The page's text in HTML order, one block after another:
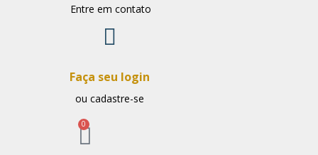
Entre em contato
Faça seu login
ou cadastre-se
0